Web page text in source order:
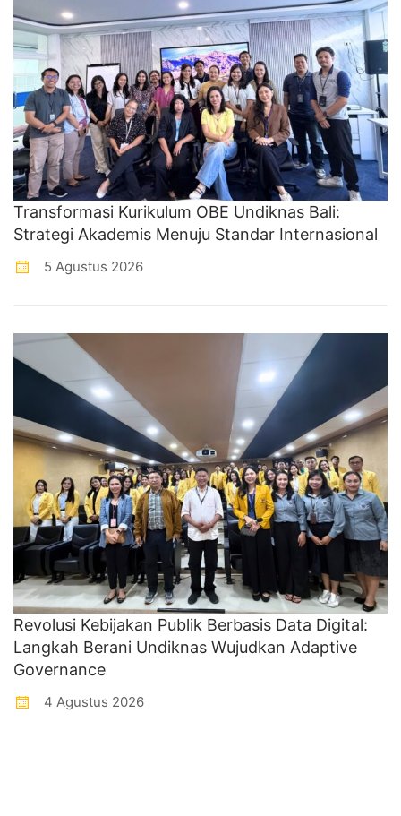
Transformasi Kurikulum OBE Undiknas Bali:
Strategi Akademis Menuju Standar Internasional
5 Agustus 2026
Revolusi Kebijakan Publik Berbasis Data Digital:
Langkah Berani Undiknas Wujudkan Adaptive
Governance
4 Agustus 2026